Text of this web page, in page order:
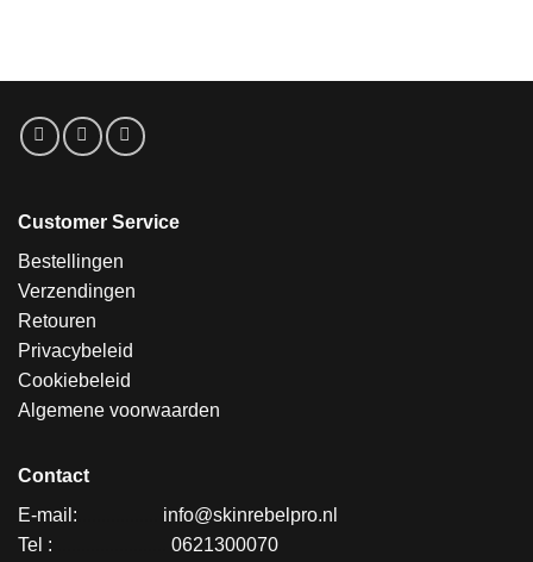
Customer Service
Bestellingen
Verzendingen
Retouren
Privacybeleid
Cookiebeleid
Algemene voorwaarden
Contact
E-mail:
info@skinrebelpro.nl
Tel :
0621300070